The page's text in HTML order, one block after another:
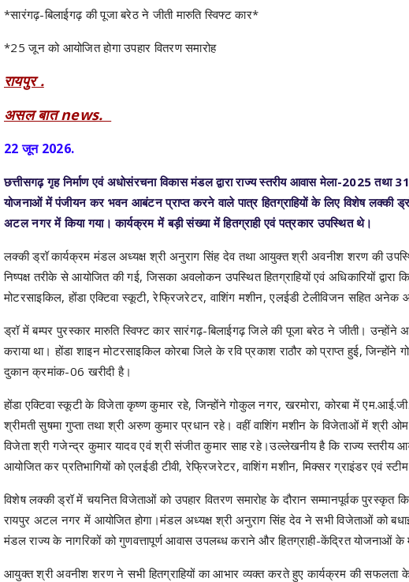
*सारंगढ़-बिलाईगढ़ की पूजा बरेठ ने जीती मारुति स्विफ्ट कार*
*25 जून को आयोजित होगा उपहार वितरण समारोह
रायपुर .
असल बात news.
22 जून 2026.
छत्तीसगढ़ गृह निर्माण एवं अधोसंरचना विकास मंडल द्वारा राज्य स्तरीय आवास मेला-2025 तथा
योजनाओं में पंजीयन कर भवन आबंटन प्राप्त करने वाले पात्र हितग्राहियों के लिए विशेष लक्की
अटल नगर में किया गया। कार्यक्रम में बड़ी संख्या में हितग्राही एवं पत्रकार उपस्थित थे।
लक्की ड्रॉ कार्यक्रम मंडल अध्यक्ष श्री अनुराग सिंह देव तथा आयुक्त श्री अवनीश शरण की
निष्पक्ष तरीके से आयोजित की गई, जिसका अवलोकन उपस्थित हितग्राहियों एवं अधिकारियों द्वारा
मोटरसाइकिल, होंडा एक्टिवा स्कूटी, रेफ्रिजरेटर, वाशिंग मशीन, एलईडी टेलीविजन सहित अनेक
ड्रॉ में बम्पर पुरस्कार मारुति स्विफ्ट कार सारंगढ़-बिलाईगढ़ जिले की पूजा बरेठ ने जीती।
कराया था। होंडा शाइन मोटरसाइकिल कोरबा जिले के रवि प्रकाश राठौर को प्राप्त हुई,
दुकान क्रमांक-06 खरीदी है।
होंडा एक्टिवा स्कूटी के विजेता कृष्ण कुमार रहे, जिन्होंने गोकुल नगर, खरमोरा, कोरबा में
श्रीमती सुषमा गुप्ता तथा श्री अरुण कुमार प्रधान रहे। वहीं वाशिंग मशीन के विजेताओं में श्री
विजेता श्री गजेन्द्र कुमार यादव एवं श्री संजीत कुमार साह रहे।उल्लेखनीय है कि राज्य स्तरीय
आयोजित कर प्रतिभागियों को एलईडी टीवी, रेफ्रिजरेटर, वाशिंग मशीन, मिक्सर ग्राइंडर एवं
विशेष लक्की ड्रॉ में चयनित विजेताओं को उपहार वितरण समारोह के दौरान सम्मानपूर्वक
रायपुर अटल नगर में आयोजित होगा।मंडल अध्यक्ष श्री अनुराग सिंह देव ने सभी विजेताओं को
मंडल राज्य के नागरिकों को गुणवत्तापूर्ण आवास उपलब्ध कराने और हितग्राही-केंद्रित योजनाओं
आयुक्त श्री अवनीश शरण ने सभी हितग्राहियों का आभार व्यक्त करते हुए कार्यक्रम की सफलता के